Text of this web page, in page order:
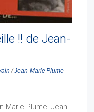
!! de Jean-
/Jean-Marie Plume -
Marie Plume. Jean-